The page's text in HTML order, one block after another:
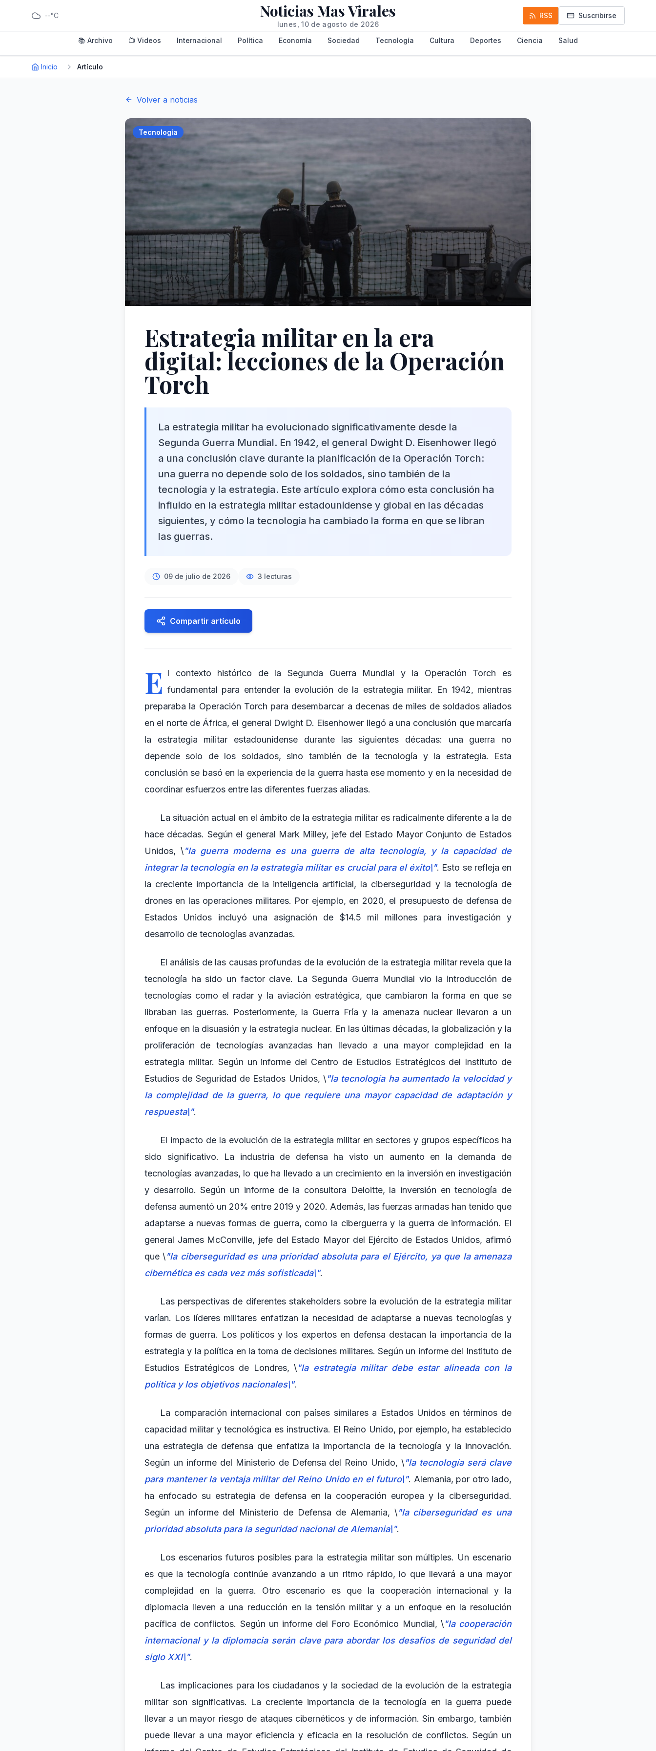
--°C Noticias Mas Virales
lunes, 10 de agosto de 2026
RSS Suscribirse
📚 Archivo 📺 Videos Internacional Política Economía Sociedad Tecnología Cultura Deportes Ciencia Salud
Inicio Artículo
Volver a noticias
Tecnología
Estrategia militar en la era
digital: lecciones de la Operación
Torch
La estrategia militar ha evolucionado significativamente desde la
Segunda Guerra Mundial. En 1942, el general Dwight D. Eisenhower llegó
a una conclusión clave durante la planificación de la Operación Torch:
una guerra no depende solo de los soldados, sino también de la
tecnología y la estrategia. Este artículo explora cómo esta conclusión ha
influido en la estrategia militar estadounidense y global en las décadas
siguientes, y cómo la tecnología ha cambiado la forma en que se libran
las guerras.
09 de julio de 2026 3 lecturas
Compartir artículo
E l contexto histórico de la Segunda Guerra Mundial y la Operación Torch es
fundamental para entender la evolución de la estrategia militar. En 1942, mientras
preparaba la Operación Torch para desembarcar a decenas de miles de soldados aliados
en el norte de África, el general Dwight D. Eisenhower llegó a una conclusión que marcaría
la estrategia militar estadounidense durante las siguientes décadas: una guerra no
depende solo de los soldados, sino también de la tecnología y la estrategia. Esta
conclusión se basó en la experiencia de la guerra hasta ese momento y en la necesidad de
coordinar esfuerzos entre las diferentes fuerzas aliadas.
La situación actual en el ámbito de la estrategia militar es radicalmente diferente a la de
hace décadas. Según el general Mark Milley, jefe del Estado Mayor Conjunto de Estados
Unidos, \"la guerra moderna es una guerra de alta tecnología, y la capacidad de
integrar la tecnología en la estrategia militar es crucial para el éxito\". Esto se refleja en
la creciente importancia de la inteligencia artificial, la ciberseguridad y la tecnología de
drones en las operaciones militares. Por ejemplo, en 2020, el presupuesto de defensa de
Estados Unidos incluyó una asignación de $14.5 mil millones para investigación y
desarrollo de tecnologías avanzadas.
El análisis de las causas profundas de la evolución de la estrategia militar revela que la
tecnología ha sido un factor clave. La Segunda Guerra Mundial vio la introducción de
tecnologías como el radar y la aviación estratégica, que cambiaron la forma en que se
libraban las guerras. Posteriormente, la Guerra Fría y la amenaza nuclear llevaron a un
enfoque en la disuasión y la estrategia nuclear. En las últimas décadas, la globalización y la
proliferación de tecnologías avanzadas han llevado a una mayor complejidad en la
estrategia militar. Según un informe del Centro de Estudios Estratégicos del Instituto de
Estudios de Seguridad de Estados Unidos, \"la tecnología ha aumentado la velocidad y
la complejidad de la guerra, lo que requiere una mayor capacidad de adaptación y
respuesta\".
El impacto de la evolución de la estrategia militar en sectores y grupos específicos ha
sido significativo. La industria de defensa ha visto un aumento en la demanda de
tecnologías avanzadas, lo que ha llevado a un crecimiento en la inversión en investigación
y desarrollo. Según un informe de la consultora Deloitte, la inversión en tecnología de
defensa aumentó un 20% entre 2019 y 2020. Además, las fuerzas armadas han tenido que
adaptarse a nuevas formas de guerra, como la ciberguerra y la guerra de información. El
general James McConville, jefe del Estado Mayor del Ejército de Estados Unidos, afirmó
que \"la ciberseguridad es una prioridad absoluta para el Ejército, ya que la amenaza
cibernética es cada vez más sofisticada\".
Las perspectivas de diferentes stakeholders sobre la evolución de la estrategia militar
varían. Los líderes militares enfatizan la necesidad de adaptarse a nuevas tecnologías y
formas de guerra. Los políticos y los expertos en defensa destacan la importancia de la
estrategia y la política en la toma de decisiones militares. Según un informe del Instituto de
Estudios Estratégicos de Londres, \"la estrategia militar debe estar alineada con la
política y los objetivos nacionales\".
La comparación internacional con países similares a Estados Unidos en términos de
capacidad militar y tecnológica es instructiva. El Reino Unido, por ejemplo, ha establecido
una estrategia de defensa que enfatiza la importancia de la tecnología y la innovación.
Según un informe del Ministerio de Defensa del Reino Unido, \"la tecnología será clave
para mantener la ventaja militar del Reino Unido en el futuro\". Alemania, por otro lado,
ha enfocado su estrategia de defensa en la cooperación europea y la ciberseguridad.
Según un informe del Ministerio de Defensa de Alemania, \"la ciberseguridad es una
prioridad absoluta para la seguridad nacional de Alemania\".
Los escenarios futuros posibles para la estrategia militar son múltiples. Un escenario
es que la tecnología continúe avanzando a un ritmo rápido, lo que llevará a una mayor
complejidad en la guerra. Otro escenario es que la cooperación internacional y la
diplomacia lleven a una reducción en la tensión militar y a un enfoque en la resolución
pacífica de conflictos. Según un informe del Foro Económico Mundial, \"la cooperación
internacional y la diplomacia serán clave para abordar los desafíos de seguridad del
siglo XXI\".
Las implicaciones para los ciudadanos y la sociedad de la evolución de la estrategia
militar son significativas. La creciente importancia de la tecnología en la guerra puede
llevar a un mayor riesgo de ataques cibernéticos y de información. Sin embargo, también
puede llevar a una mayor eficiencia y eficacia en la resolución de conflictos. Según un